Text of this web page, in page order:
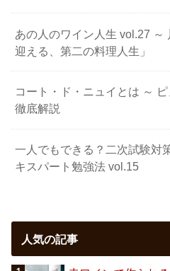
あの人のワイン人生 vol.27 ～
迎える、第二の料理人生」
コート・ド・ニュイとは ～
徹底解説
一人でもできる？二次試験対
キスパート勉強法 vol.15
人気の記事